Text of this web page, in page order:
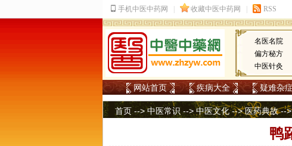
名医名院
偏方秘方
中医针灸
网站首页 疾病大全 疑难杂
首页 -->中医常识 -->中医文化-->医药典故-->
鸭